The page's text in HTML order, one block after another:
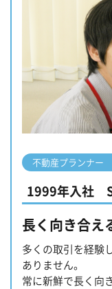
不動産プランナー
1999年入社
長く向き合え
多くの取引を経験
ありません。
常に新鮮で長く向